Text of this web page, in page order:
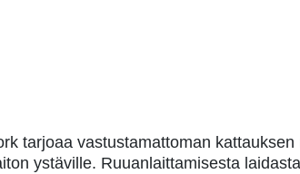
tarjoaa vastustamattoman kattauksen
ystäville. Ruuanlaittamisesta